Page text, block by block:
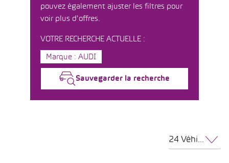
pouvez également ajuster les filtres pour
voir plus d'offres.
VOTRE RECHERCHE ACTUELLE :
Marque : AUDI
Sauvegarder la recherche
24 Véhicules par page